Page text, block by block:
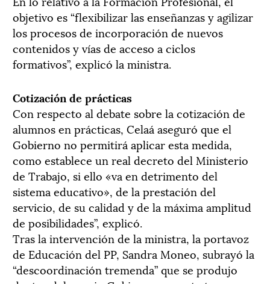
objetivo es “flexibilizar las enseñanzas y agilizar
los procesos de incorporación de nuevos
contenidos y vías de acceso a ciclos
formativos”, explicó la ministra.
Cotización de prácticas
Con respecto al debate sobre la cotización de
alumnos en prácticas, Celaá aseguró que el
Gobierno no permitirá aplicar esta medida,
como establece un real decreto del Ministerio
de Trabajo, si ello «va en detrimento del
sistema educativo», de la prestación del
servicio, de su calidad y de la máxima amplitud
de posibilidades”, explicó.
Tras la intervención de la ministra, la portavoz
de Educación del PP, Sandra Moneo, subrayó la
“descoordinación tremenda” que se produjo